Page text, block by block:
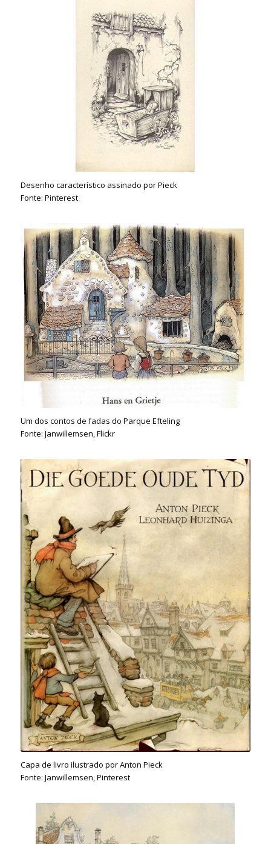
Desenho característico assinado por Pieck
Fonte: Pinterest
Um dos contos de fadas do Parque Efteling
Fonte: Janwillemsen, Flickr
Capa de livro ilustrado por Anton Pieck
Fonte: Janwillemsen, Pinterest